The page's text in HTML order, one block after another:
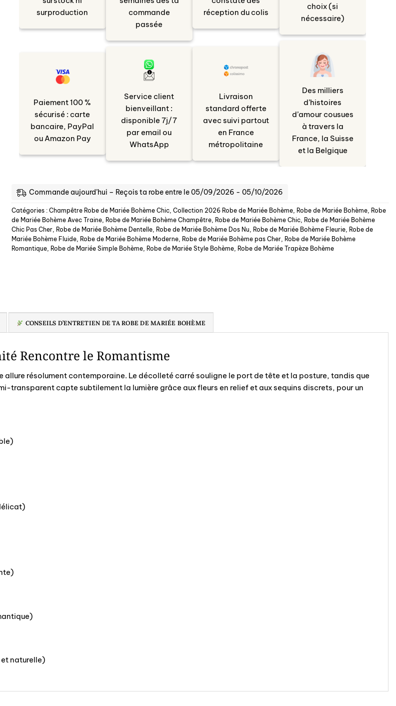
surproduction
commande
passée
réception du colis
choix (si
nécessaire)
Paiement 100 %
sécurisé : carte
bancaire, PayPal
ou Amazon Pay
Service client
bienveillant :
disponible 7j/7
par email ou
WhatsApp
Livraison
standard offerte
avec suivi partout
en France
métropolitaine
Des milliers
d’histoires
d’amour cousues
à travers la
France, la Suisse
et la Belgique
Commande aujourd’hui – Reçois ta robe entre le 05/09/2026 - 05/10/2026
Catégories : Champêtre Robe de Mariée Bohème Chic, Collection 2026 Robe de Mariée Bohème, Robe de Mariée Bohème, Robe
de Mariée Bohème Avec Traine, Robe de Mariée Bohème Champêtre, Robe de Mariée Bohème Chic, Robe de Mariée Bohème
Chic Pas Cher, Robe de Mariée Bohème Dentelle, Robe de Mariée Bohème Dos Nu, Robe de Mariée Bohème Fleurie, Robe de
Mariée Bohème Fluide, Robe de Mariée Bohème Moderne, Robe de Mariée Bohème pas Cher, Robe de Mariée Bohème
Romantique, Robe de Mariée Simple Bohème, Robe de Mariée Style Bohème, Robe de Mariée Trapèze Bohème
CONSEILS D’ENTRETIEN DE TA ROBE DE MARIÉE BOHÈME
Rencontre le Romantisme
allure résolument contemporaine. Le décolleté carré souligne le port de tête et la posture, tandis que
transparent capte subtilement la lumière grâce aux fleurs en relief et aux sequins discrets, pour un
naturelle)